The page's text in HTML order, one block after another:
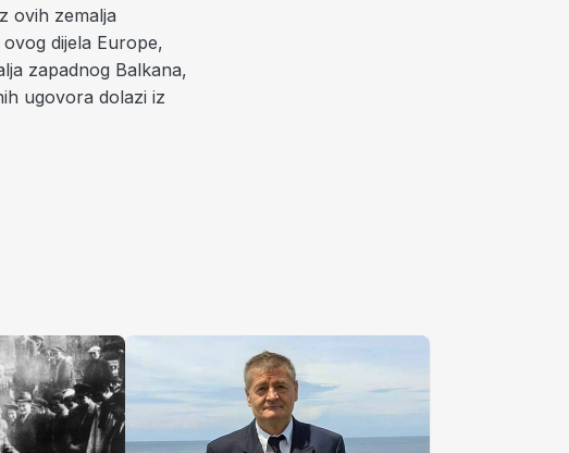
ovih zemalja
dijela Europe,
zapadnog Balkana,
ugovora dolazi iz